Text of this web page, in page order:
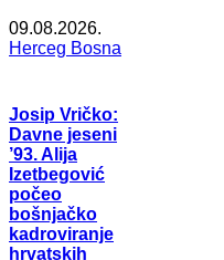
09.08.2026.
Herceg Bosna
Josip Vričko:
Davne jeseni
’93. Alija
Izetbegović
počeo
bošnjačko
kadroviranje
hrvatskih